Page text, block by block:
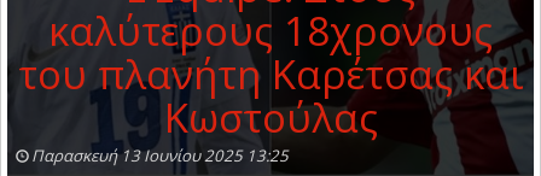
καλύτερους 18χρονους
του πλανήτη Καρέτσας και
Κωστούλας
Παρασκευή 13 Ιουνίου 2025 13:25